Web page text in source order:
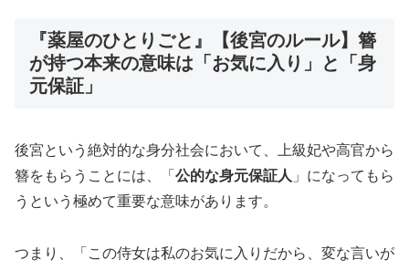
『薬屋のひとりごと』【後宮のルール】簪
が持つ本来の意味は「お気に入り」と「身
元保証」
後宮という絶対的な身分社会において、上級妃や高官から
簪をもらうことには、「 公的な身元保証人 」になってもら
うという極めて重要な意味があります。
つまり、「この侍女は私のお気に入りだから、変な言いが